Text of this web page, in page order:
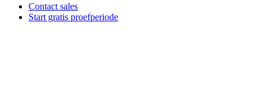
Contact sales
Start gratis proefperiode